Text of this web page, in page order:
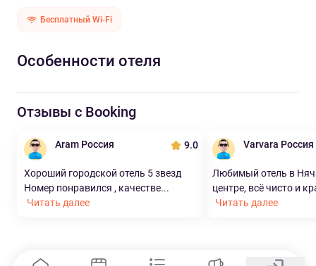
Бесплатный Wi-Fi
Особенности отеля
Отзывы с Booking
Aram Россия 9.0
Хороший городской отель 5 звезд
Номер понравился , качестве...
Читать далее
Varvara Россия
Любимый отель в
центре, всё чисто и
Читать далее